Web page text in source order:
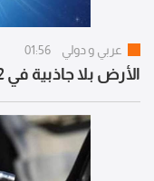
عربي و دولي 01:56
الأرض بلا جاذبية في 12 آب.. ماذا تقول "الناسا"؟